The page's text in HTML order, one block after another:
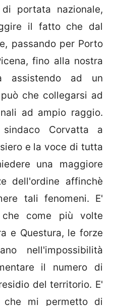
portata nazionale,
il fatto che dal
passando per Porto
fino alla nostra
assistendo ad un
che collegarsi ad
ad ampio raggio.
Corvatta a
e la voce di tutta
una maggiore
dell'ordine affinchè
tali fenomeni. E'
come più volte
e Questura, le forze
nell'impossibilità
il numero di
del territorio. E'
che mi permetto di